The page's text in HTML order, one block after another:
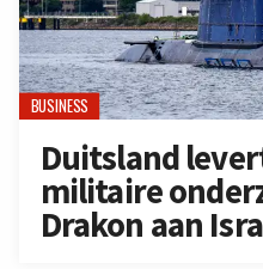
BUSINESS
Duitsland
militaire
Drakon aan